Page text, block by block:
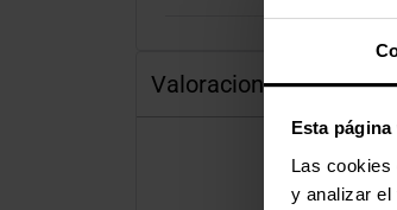
Esta
Las cookies
y analizar el
Valoraciones